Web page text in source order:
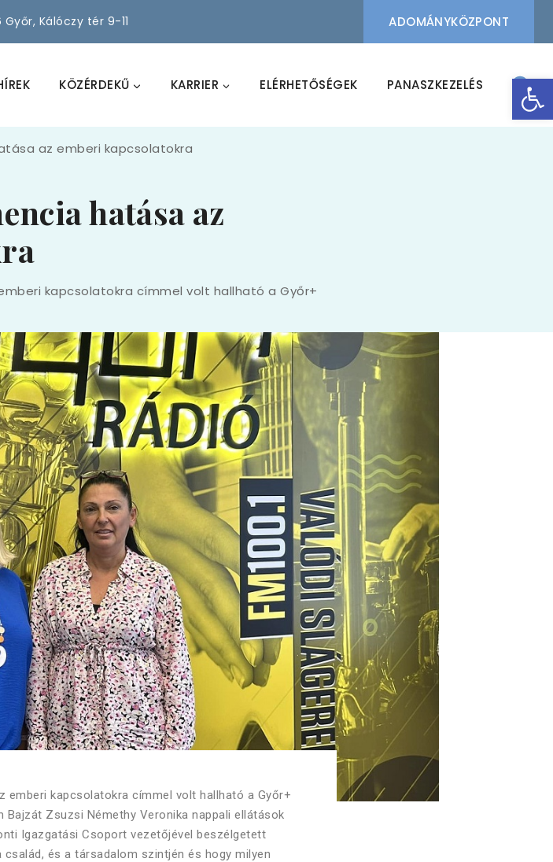
Győr, Kálóczy tér 9-11 ADOMÁNYKÖZPONT
KÖZÉRDEKŰ KARRIER ELÉRHETŐSÉGEK PANASZKEZELÉS
az emberi kapcsolatokra
hatása az
kapcsolatokra címmel volt hallható a Győr+
emberi kapcsolatokra címmel volt hallható a Győr+
Bajzát Zsuzsi Némethy Veronika nappali ellátások
Igazgatási Csoport vezetőjével beszélgetett
és a társadalom szintjén és hogy milyen